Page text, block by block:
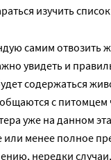
изучить
самим отвозить
увидеть и
содержаться
с
уже на данном
или менее полное
нередки